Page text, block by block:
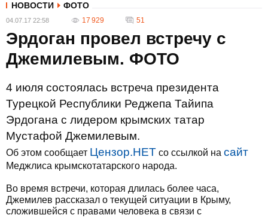
НОВОСТИ ФОТО
04.07.17 22:58 17 929 51
Эрдоган провел встречу с
Джемилевым. ФОТО
4 июля состоялась встреча президента
Турецкой Республики Реджепа Тайипа
Эрдогана с лидером крымских татар
Мустафой Джемилевым.
Об этом сообщает Цензор.НЕТ со ссылкой на сайт
Меджлиса крымскотатарского народа.
Во время встречи, которая длилась более часа,
Джемилев рассказал о текущей ситуации в Крыму,
сложившейся с правами человека в связи с